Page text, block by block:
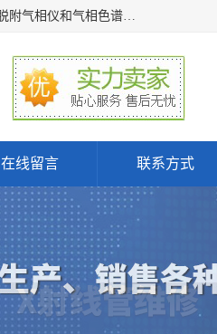
深圳曼瑞特科技有限公司是一家专业从事X光管维修X射线管、Rohs2.0邻苯检测仪器设备、PY-GC热裂解脱附气相仪和气相色谱光谱仪器、天瑞仪器探测器、高压电源等产品的维修出租的企业。本公司以客户至上为宗旨，以专注、专一、专业的精神为您提供安全、经济的技术服务。
在线留言 联系方式